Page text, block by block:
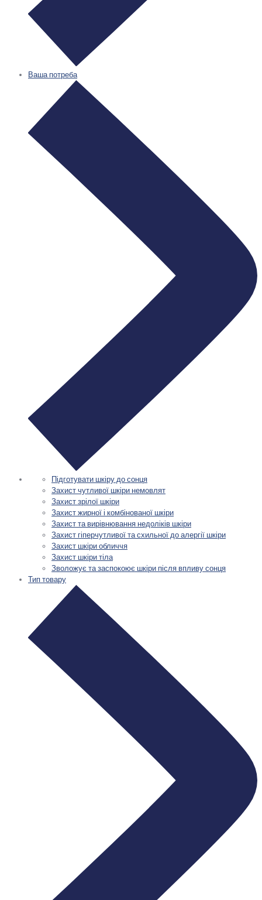
Ваша потреба
Підготувати шкіру до сонця
Захист чутливої шкіри немовлят
Захист зрілої шкіри
Захист жирної і комбінованої шкіри
Захист та вирівнювання недоліків шкіри
Захист гіперчутливої та схильної до алергії шкіри
Захист шкіри обличчя
Захист шкіри тіла
Зволожує та заспокоює шкіри після впливу сонця
Тип товару